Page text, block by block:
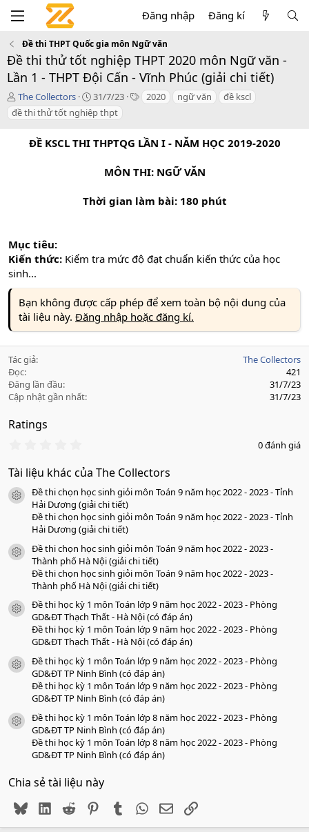
Đăng nhập Đăng kí
Đề thi THPT Quốc gia môn Ngữ văn
Đề thi thử tốt nghiệp THPT 2020 môn Ngữ văn -
Lần 1 - THPT Đội Cấn - Vĩnh Phúc (giải chi tiết)
T
á
c
The Collectors
C
r
e
t
d
a
31/7/23
T 2020 ngữ văn
đề kscl
đề thi thử tốt nghiệp thpt
ĐỀ KSCL THI THPTQG LẦN I - NĂM HỌC 2019-2020
MÔN THI: NGỮ VĂN
Thời gian làm bài: 180 phút
Mục tiêu:
Kiến thức: Kiểm tra mức độ đạt chuẩn kiến thức của học
sinh...
Bạn không được cấp phép để xem toàn bộ nội dung của
tài liệu này. Đăng nhập hoặc đăng kí.
Tác giả
The Collectors
Đọc
421
Đăng lần đầu
31/7/23
Cập nhật gần nhất
31/7/23
Ratings
0
0
a
o
0 đánh giá
Tài liệu khác của The Collectors
icon tài liệu
Đề thi chọn học sinh giỏi môn Toán 9 năm học 2022 - 2023 - Tỉnh
Hải Dương (giải chi tiết)
Đề thi chọn học sinh giỏi môn Toán 9 năm học 2022 - 2023 - Tỉnh
Hải Dương (giải chi tiết)
icon tài liệu
Đề thi chọn học sinh giỏi môn Toán 9 năm học 2022 - 2023 -
Thành phố Hà Nội (giải chi tiết)
Đề thi chọn học sinh giỏi môn Toán 9 năm học 2022 - 2023 -
Thành phố Hà Nội (giải chi tiết)
icon tài liệu
Đề thi học kỳ 1 môn Toán lớp 9 năm học 2022 - 2023 - Phòng
GD&ĐT Thạch Thất - Hà Nội (có đáp án)
Đề thi học kỳ 1 môn Toán lớp 9 năm học 2022 - 2023 - Phòng
GD&ĐT Thạch Thất - Hà Nội (có đáp án)
icon tài liệu
Đề thi học kỳ 1 môn Toán lớp 9 năm học 2022 - 2023 - Phòng
GD&ĐT TP Ninh Bình (có đáp án)
Đề thi học kỳ 1 môn Toán lớp 9 năm học 2022 - 2023 - Phòng
GD&ĐT TP Ninh Bình (có đáp án)
icon tài liệu
Đề thi học kỳ 1 môn Toán lớp 8 năm học 2022 - 2023 - Phòng
GD&ĐT TP Ninh Bình (có đáp án)
Đề thi học kỳ 1 môn Toán lớp 8 năm học 2022 - 2023 - Phòng
GD&ĐT TP Ninh Bình (có đáp án)
Chia sẻ tài liệu này
BlueskyLinkedIn
Reddit PinterestTumblr WhatsApp
EmailLink